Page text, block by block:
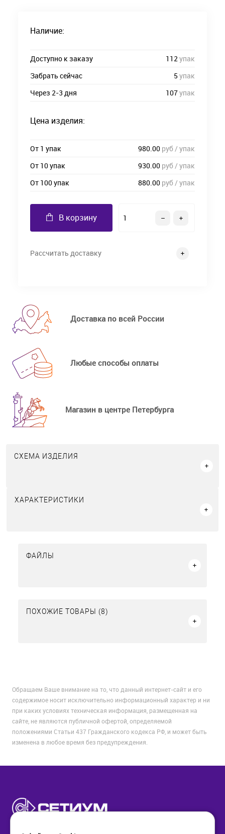
Наличие:
Доступно к заказу 112упак
Забрать сейчас
5 упак
Через 2-3 дня
107упак
Цена изделия:
От 1 упак 980.00 руб / упак
От 10 упак
930.00 руб / упак
От 100 упак
880.00 руб / упак
В корзину
Рассчитать доставку
Доставка по всей России
Любые способы оплаты
Магазин в центре Петербурга
СХЕМА ИЗДЕЛИЯ
ХАРАКТЕРИСТИКИ
ФАЙЛЫ
ПОХОЖИЕ ТОВАРЫ (8)
Обращаем Ваше внимание на то, что данный интернет-сайт и его
содержимое носит исключительно информационный характер и ни
при каких условиях техническая информация, размещенная на
сайте, не являются публичной офертой, определяемой
положениями Статьи 437 Гражданского кодекса РФ, и может быть
изменена в любое время без предупреждения.